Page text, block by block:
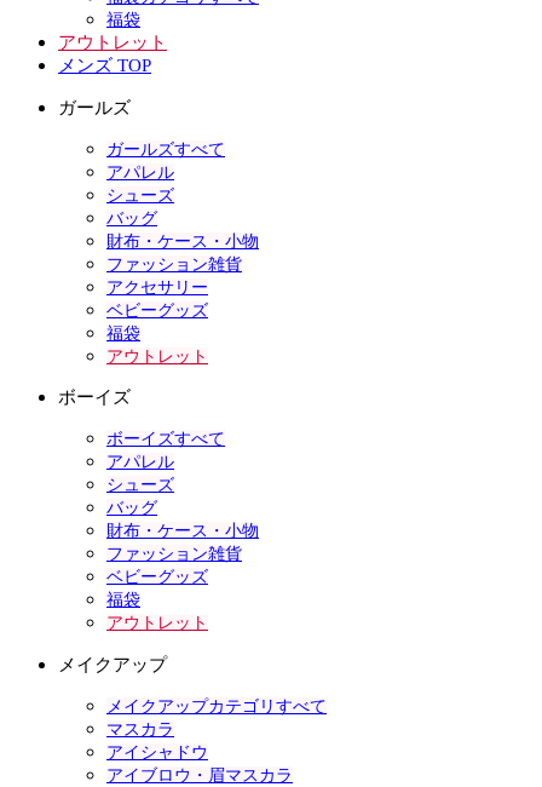
福袋
アウトレット
メンズ TOP
ガールズ
ガールズすべて
アパレル
シューズ
バッグ
財布・ケース・小物
ファッション雑貨
アクセサリー
ベビーグッズ
福袋
アウトレット
ボーイズ
ボーイズすべて
アパレル
シューズ
バッグ
財布・ケース・小物
ファッション雑貨
ベビーグッズ
福袋
アウトレット
メイクアップ
メイクアップカテゴリすべて
マスカラ
アイシャドウ
アイブロウ・眉マスカラ